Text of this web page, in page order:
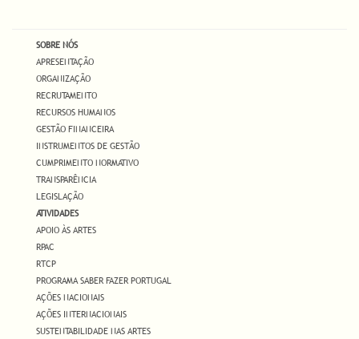
SOBRE NÓS
APRESENTAÇÃO
ORGANIZAÇÃO
RECRUTAMENTO
RECURSOS HUMANOS
GESTÃO FINANCEIRA
INSTRUMENTOS DE GESTÃO
CUMPRIMENTO NORMATIVO
TRANSPARÊNCIA
LEGISLAÇÃO
ATIVIDADES
APOIO ÀS ARTES
RPAC
RTCP
PROGRAMA SABER FAZER PORTUGAL
AÇÕES NACIONAIS
AÇÕES INTERNACIONAIS
SUSTENTABILIDADE NAS ARTES